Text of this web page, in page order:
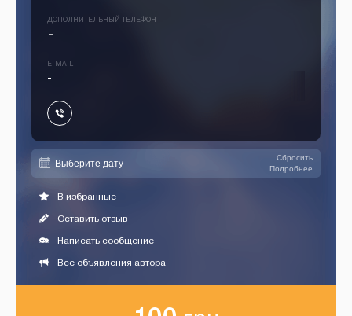
ДОПОЛНИТЕЛЬНЫЙ ТЕЛЕФОН
-
E-MAIL
-
Сбросить
Подробнее
В избранные
Оставить отзыв
Написать сообщение
Все объявления автора